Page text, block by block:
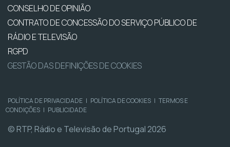
CONSELHO DE OPINIÃO
CONTRATO DE CONCESSÃO DO SERVIÇO PÚBLICO DE
RÁDIO E TELEVISÃO
RGPD
GESTÃO DAS DEFINIÇÕES DE COOKIES
POLÍTICA DE PRIVACIDADE | POLÍTICA DE COOKIES | TERMOS E
CONDIÇÕES | PUBLICIDADE
© RTP, Rádio e Televisão de Portugal 2026